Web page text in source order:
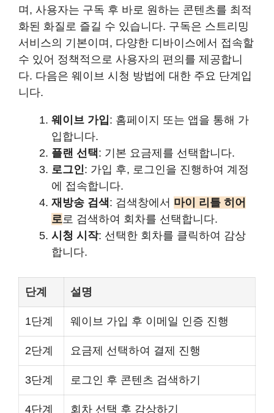
며, 사용자는 구독 후 바로 원하는 콘텐츠를 최적
화된 화질로 즐길 수 있습니다. 구독은 스트리밍
서비스의 기본이며, 다양한 디바이스에서 접속할
수 있어 정책적으로 사용자의 편의를 제공합니
다. 다음은 웨이브 시청 방법에 대한 주요 단계입
니다.
웨이브 가입: 홈페이지 또는 앱을 통해 가
입합니다.
플랜 선택: 기본 요금제를 선택합니다.
로그인: 가입 후, 로그인을 진행하여 계정
에 접속합니다.
재방송 검색: 검색창에서 마이 리틀 히어
로로 검색하여 회차를 선택합니다.
시청 시작: 선택한 회차를 클릭하여 감상
합니다.
단계 설명
1단계 웨이브 가입 후 이메일 인증 진행
2단계 요금제 선택하여 결제 진행
3단계 로그인 후 콘텐츠 검색하기
4단계 회차 선택 후 감상하기